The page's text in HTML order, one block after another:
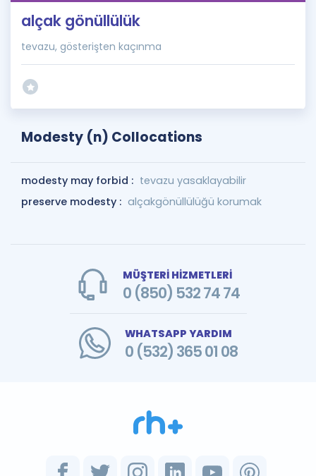
İngilizce Gramer
alçak gönüllülük
tevazu, gösterişten kaçınma
Modesty (n) Collocations
modesty may forbid : tevazu yasaklayabilir
preserve modesty : alçakgönüllülüğü korumak
MÜŞTERİ HİZMETLERİ
0 (850) 532 74 74
WHATSAPP YARDIM
0 (532) 365 01 08